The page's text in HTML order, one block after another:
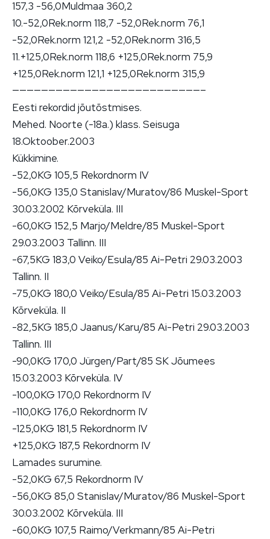
157,3 -56,0Muldmaa 360,2
10.-52,0Rek.norm 118,7 -52,0Rek.norm 76,1
-52,0Rek.norm 121,2 -52,0Rek.norm 316,5
11.+125,0Rek.norm 118,6 +125,0Rek.norm 75,9
+125,0Rek.norm 121,1 +125,0Rek.norm 315,9
——————————————————————————–
Eesti rekordid jõutõstmises.
Mehed. Noorte (-18a.) klass. Seisuga
18.Oktoober.2003
Kükkimine.
-52,0KG 105,5 Rekordnorm IV
-56,0KG 135,0 Stanislav/Muratov/86 Muskel-Sport
30.03.2002 Kõrveküla. III
-60,0KG 152,5 Marjo/Meldre/85 Muskel-Sport
29.03.2003 Tallinn. III
-67,5KG 183,0 Veiko/Esula/85 Ai-Petri 29.03.2003
Tallinn. II
-75,0KG 180,0 Veiko/Esula/85 Ai-Petri 15.03.2003
Kõrveküla. II
-82,5KG 185,0 Jaanus/Karu/85 Ai-Petri 29.03.2003
Tallinn. III
-90,0KG 170,0 Jürgen/Part/85 SK Jõumees
15.03.2003 Kõrveküla. IV
-100,0KG 170,0 Rekordnorm IV
-110,0KG 176,0 Rekordnorm IV
-125,0KG 181,5 Rekordnorm IV
+125,0KG 187,5 Rekordnorm IV
Lamades surumine.
-52,0KG 67,5 Rekordnorm IV
-56,0KG 85,0 Stanislav/Muratov/86 Muskel-Sport
30.03.2002 Kõrveküla. III
-60,0KG 107,5 Raimo/Verkmann/85 Ai-Petri